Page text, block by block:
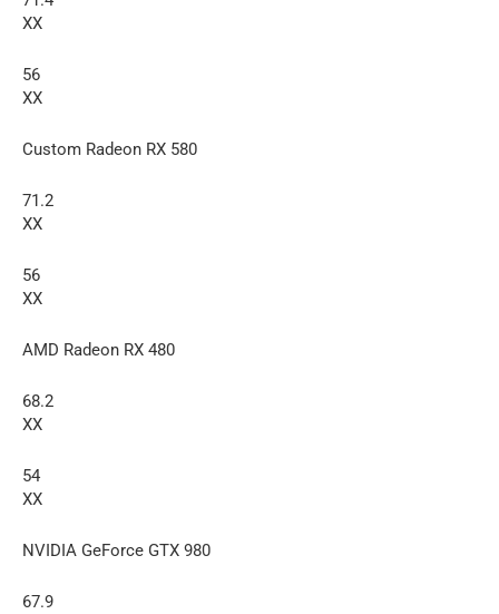
XX
56
XX
Custom Radeon RX 580
71.2
XX
56
XX
AMD Radeon RX 480
68.2
XX
54
XX
NVIDIA GeForce GTX 980
67.9